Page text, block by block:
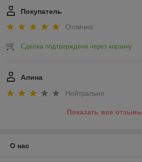
Покупатель
Отлично
Сделка подтверждена через корзину
Алина
Нейтрально
Показать все отзывы
О нас